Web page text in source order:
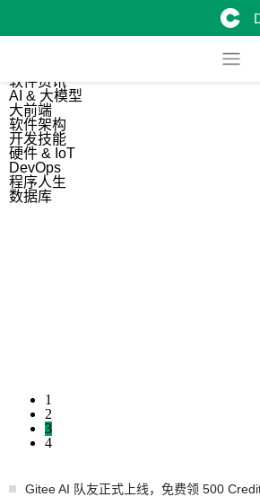
软件资讯
AI & 大模型
大前端
软件架构
开发技能
硬件 & IoT
DevOps
程序人生
数据库
1
2
3
4
Gitee AI 队友正式上线，免费领 500